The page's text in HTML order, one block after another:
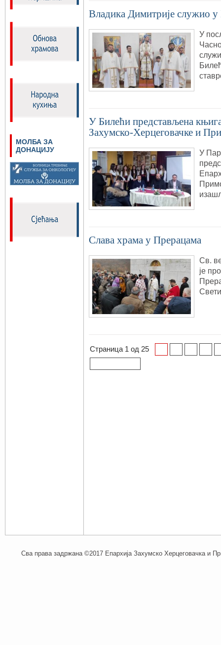
Владика Димитрије служио у
У
У Билећи представљена
Захумско-Херцеговачке и
У
Слава храма у Прерацама
Св.
је
Страница 1 од 25
МОЛБА ЗА
ДОНАЦИЈУ
Сва права задржана ©2017 Епархија Захумско Херцеговачка и